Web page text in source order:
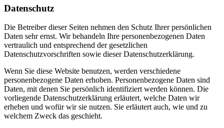
Datenschutz
Die Betreiber dieser Seiten nehmen den Schutz Ihrer persönlichen
Daten sehr ernst. Wir behandeln Ihre personenbezogenen Daten
vertraulich und entsprechend der gesetzlichen
Datenschutzvorschriften sowie dieser Datenschutzerklärung.
Wenn Sie diese Website benutzen, werden verschiedene
personenbezogene Daten erhoben. Personenbezogene Daten sind
Daten, mit denen Sie persönlich identifiziert werden können. Die
vorliegende Datenschutzerklärung erläutert, welche Daten wir
erheben und wofür wir sie nutzen. Sie erläutert auch, wie und zu
welchem Zweck das geschieht.